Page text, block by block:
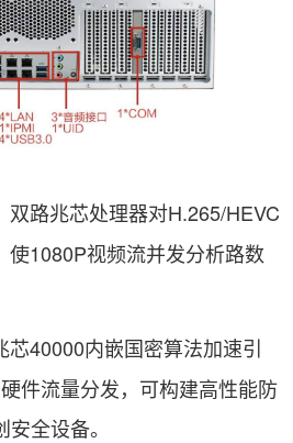
双路兆芯处理器对H.265/HEVC
1080P视频流并发分析路数
芯40000内嵌国密算法加速引
件流量分发，可构建高性能防
全设备。